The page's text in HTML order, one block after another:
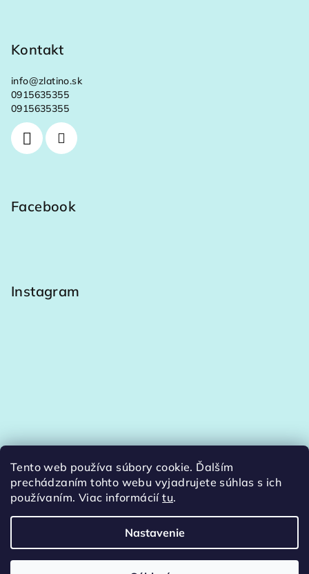
Tento web používa súbory cookie. Ďalším
prechádzaním tohto webu vyjadrujete súhlas s ich
používaním. Viac informáciítu.
Nastavenie
Kontakt
info@zlatino.sk
0915635355
0915635355
Facebook
Instagram
Sledovať na Instagrame